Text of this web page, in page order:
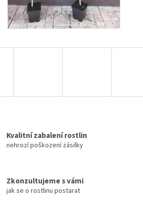
Kvalitní zabalení rostlin
nehrozí poškození zásilky
Zkonzultujeme s vámi
jak se o rostlinu postarat